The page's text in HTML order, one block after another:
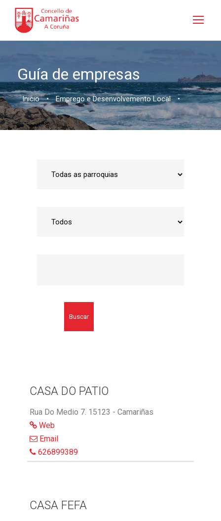
Guía de empresas
Inicio • Emprego e Desenvolvemento Local •
Buscar
CASA DO PATIO
Rua Do Medio 7. 15123 - Camariñas
Web
Email
626899389
CASA FEFA